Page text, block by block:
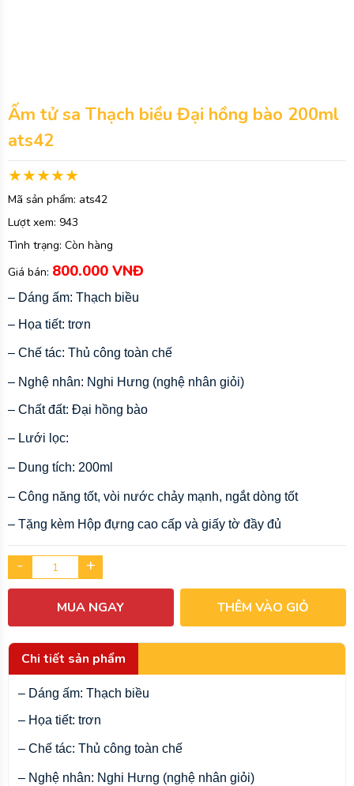
Ấm tử sa Thạch biều Đại hồng bào 200ml
ats42
Mã sản phẩm: ats42
Lượt xem: 943
Tình trạng: Còn hàng
Giá bán: 800.000 VNĐ
– Dáng ấm: Thạch biều
– Họa tiết: trơn
– Chế tác: Thủ công toàn chế
– Nghệ nhân: Nghi Hưng (nghệ nhân giỏi)
– Chất đất: Đại hồng bào
– Lưới lọc:
– Dung tích: 200ml
– Công năng tốt, vòi nước chảy mạnh, ngắt dòng tốt
– Tặng kèm Hộp đựng cao cấp và giấy tờ đầy đủ
- +
MUA NGAY THÊM VÀO GIỎ
Chi tiết sản phẩm
– Dáng ấm: Thạch biều
– Họa tiết: trơn
– Chế tác: Thủ công toàn chế
– Nghệ nhân: Nghi Hưng (nghệ nhân giỏi)